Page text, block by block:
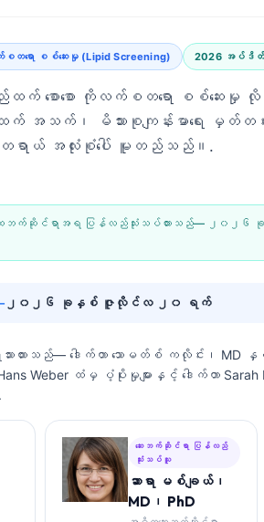
တရော စစ်ဆေးမှု (Lipid Screening) 2026 အပ်ဒိ
ထက် စောစော ကိုလက်စတရော စစ်ဆေ
က် အသက်၊ မိသားစုကျန်းမာရေး မှတ်တ
တရာယ် အလုံးစုံပေါ် မူတည်သည်။.
ေးဘက်ဆိုင်ရာအရ ပြန်လည်သုံးသပ်ထားသည်—
၂၀၂၆
၂၀၂၆ ခုနှစ် ဇူလိုင်လ ၂၀ ရက်
ားထားသည်— ဒေါက်တာ သောမတ်စ် ကလိုင်း၊ MD နှ
Hans Weber ထံမှ ပံ့ပိုးမှုများနှင့် ဒေါက်တာ
ဆေးဘက်ဆိုင်ရာ ပြန်လည်
သုံးသပ်သူ
ဆာရာ မစ်ချယ်၊
MD၊ PhD